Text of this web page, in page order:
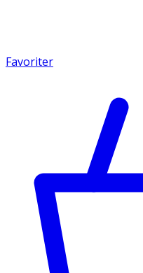
Favoriter